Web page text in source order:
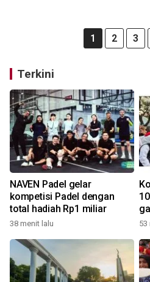
1 2 3
Terkini
NAVEN Padel gelar
kompetisi Padel dengan
total hadiah Rp1 miliar
38 menit lalu 53